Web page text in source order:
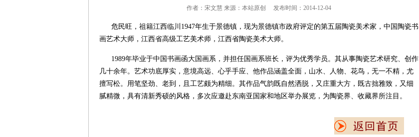
作者：宋文慧 来源：本站原创 发布时间：2014-12-04
危民旺，祖籍江西临川1947年生于景德镇，现为景德镇市政府评定的第五届陶瓷美术家，中国陶瓷书
画艺术大师，江西省高级工艺美术师，江西省陶瓷美术大师。
1989年毕业于中国书画函大国画系，并担任国画系班长，评为优秀学员。其从事陶瓷艺术研究、创作
几十余年。艺术功底厚实，意境高远、心乎手应、他作品涵盖全面，山水、人物、花鸟，无一不精，尤
擅写松。用笔坚劲、老到，且工艺颇为精细。其作品气韵既自然洒脱，又庄重大方，既古拙雅致，又细
腻精微，具有清新秀硕的风格，多次应邀赴东南亚国家和地区举办展览，为陶瓷界、收藏界所注目。